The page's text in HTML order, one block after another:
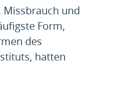
Missbrauch und
Form,
des
hatten